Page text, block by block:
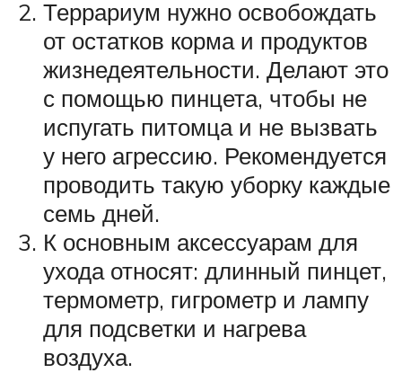
Террариум нужно освобождать
от остатков корма и продуктов
жизнедеятельности. Делают это
с помощью пинцета, чтобы не
испугать питомца и не вызвать
у него агрессию. Рекомендуется
проводить такую уборку каждые
семь дней.
К основным аксессуарам для
ухода относят: длинный пинцет,
термометр, гигрометр и лампу
для подсветки и нагрева
воздуха.